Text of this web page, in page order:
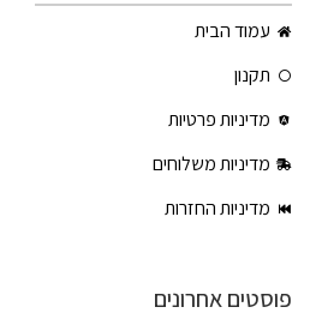
עמוד הבית
תקנון
מדיניות פרטיות
מדיניות משלוחים
מדיניות החזרות
פוסטים אחרונים